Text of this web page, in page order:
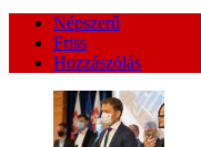
Népszerű
Friss
Hozzászólás